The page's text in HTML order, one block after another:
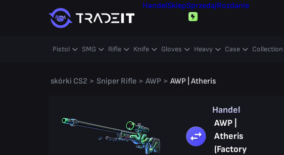
HandelSklepSprzedajRozdanie
Pistol SMG Rifle Knife Gloves Heavy Case Collection
skórki CS2 > Sniper Rifle > AWP > AWP | Atheris
Handel
AWP |
Atheris
(Factory